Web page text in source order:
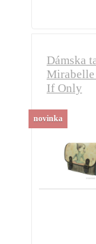
Dámska
If Only
novinka